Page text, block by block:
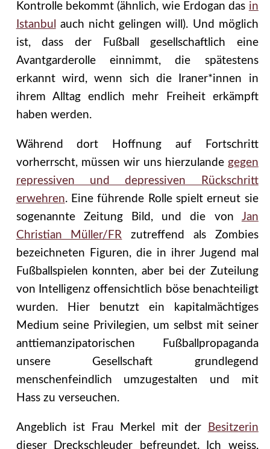
Kontrolle bekommt (ähnlich, wie Erdogan das in
Istanbul
auch nicht gelingen will). Und möglich
ist, dass der Fußball gesellschaftlich eine
Avantgarderolle einnimmt, die spätestens
erkannt wird, wenn sich die Iraner*innen in
ihrem Alltag endlich mehr Freiheit erkämpft
haben werden.
Während dort Hoffnung auf Fortschritt
vorherrscht, müssen wir uns hierzulande gegen
repressiven und depressiven Rückschritt
erwehren. Eine führende Rolle spielt erneut sie
sogenannte Zeitung Bild, und die von Jan
Christian Müller/FR zutreffend als Zombies
bezeichneten Figuren, die in ihrer Jugend mal
Fußballspielen konnten, aber bei der Zuteilung
von Intelligenz offensichtlich böse benachteiligt
wurden. Hier benutzt ein kapitalmächtiges
Medium seine Privilegien, um selbst mit seiner
anttiemanzipatorischen Fußballpropaganda
unsere Gesellschaft grundlegend
menschenfeindlich umzugestalten und mit
Hass zu verseuchen.
Angeblich ist Frau Merkel mit der
Besitzerin
dieser Dreckschleuder befreundet. Ich weiss,